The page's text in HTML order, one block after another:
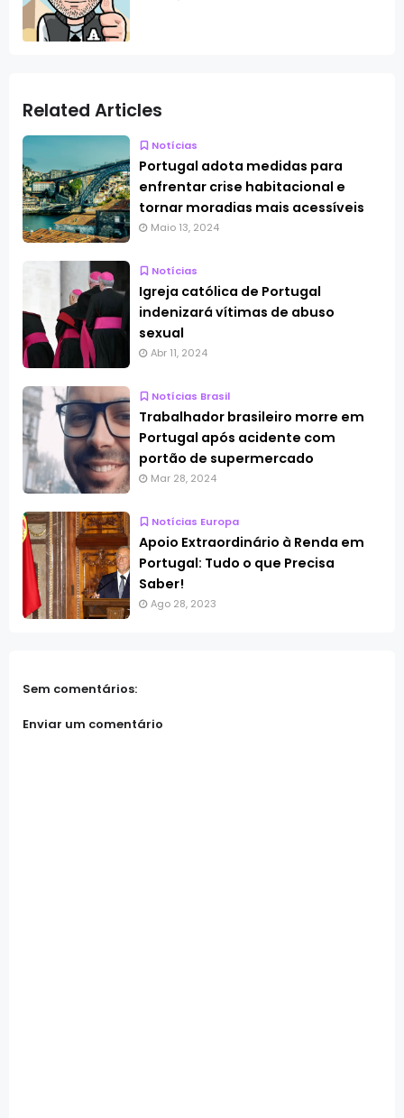
Related Articles
Notícias
Portugal adota medidas para
enfrentar crise habitacional e
tornar moradias mais acessíveis
Maio 13, 2024
Notícias
Igreja católica de Portugal
indenizará vítimas de abuso
sexual
Abr 11, 2024
Notícias Brasil
Trabalhador brasileiro morre em
Portugal após acidente com
portão de supermercado
Mar 28, 2024
Notícias Europa
Apoio Extraordinário à Renda em
Portugal: Tudo o que Precisa
Saber!
Ago 28, 2023
Sem comentários:
Enviar um comentário